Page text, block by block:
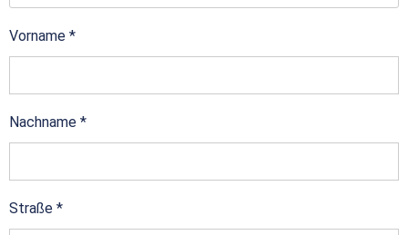
Vorname *
Nachname *
Straße *